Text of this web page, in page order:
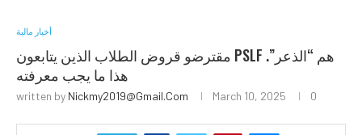
أخبار مالية
مقترضو قروض الطلاب الذين يتابعون PSLF هم “الذعر”.
هذا ما يجب معرفته
written by Nickmy2019@gmail.com March 10, 2025 0